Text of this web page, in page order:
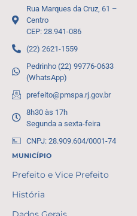
Rua Marques da Cruz, 61 –
Centro
CEP: 28.941-086
(22) 2621-1559
Pedrinho (22) 99776-0633
(WhatsApp)
prefeito@pmspa.rj.gov.br
8h30 às 17h
Segunda a sexta-feira
CNPJ: 28.909.604/0001-74
MUNICÍPIO
Prefeito e Vice Prefeito
História
Dados Gerais